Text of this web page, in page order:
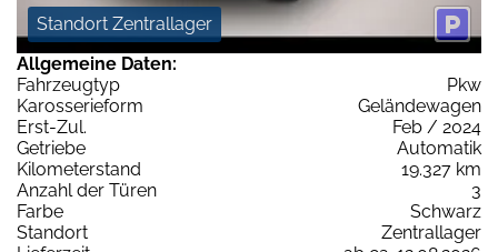
Standort Zentrallager
Allgemeine Daten:
Fahrzeugtyp
Pkw
Karosserieform
Geländewagen
Erst-Zul.
Feb / 2024
Getriebe
Automatik
Kilometerstand
19.327 km
Anzahl der Türen
3
Farbe
Schwarz
Standort
Zentrallager